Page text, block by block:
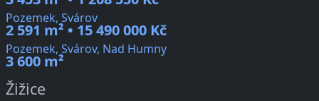
Pozemek, Svárov
2 591 m² • 15 490 000 Kč
Pozemek, Svárov, Nad Humny
3 600 m²
Žižice